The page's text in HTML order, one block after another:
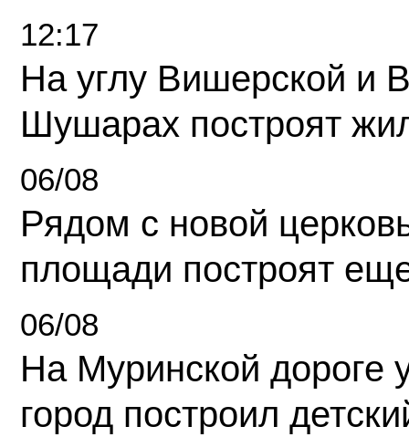
12:17
На углу Вишерской и
Шушарах построят
06/08
Рядом с новой
площади построят
06/08
На Муринской дороге
город построил